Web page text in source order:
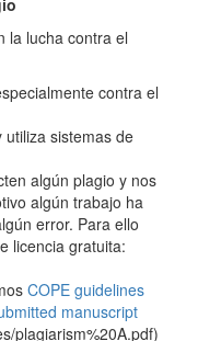
la lucha contra el
contra el
utiliza sistemas de
algún plagio y nos
algún trabajo ha
error. Para ello
licencia gratuita:
COPE guidelines
manuscript
plagiarism%20A.pdf)